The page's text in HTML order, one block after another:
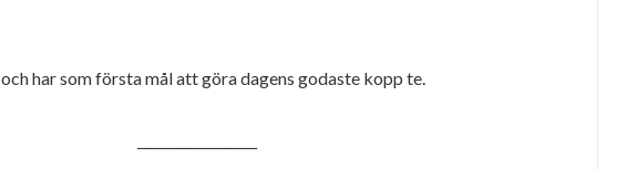
och har som första mål att göra dagens godaste kopp te.